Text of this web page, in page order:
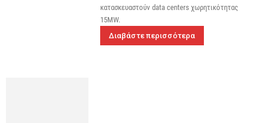
κατασκευαστούν data centers χωρητικότητας
15MW.
Διαβάστε περισσότερα